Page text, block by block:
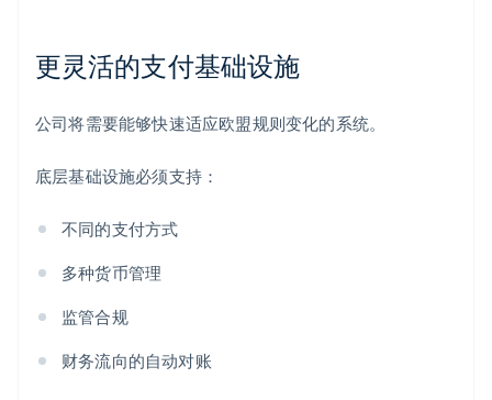
更灵活的支付基础设施
公司将需要能够快速适应欧盟规则变化的系统。
底层基础设施必须支持：
不同的支付方式
多种货币管理
监管合规
财务流向的自动对账